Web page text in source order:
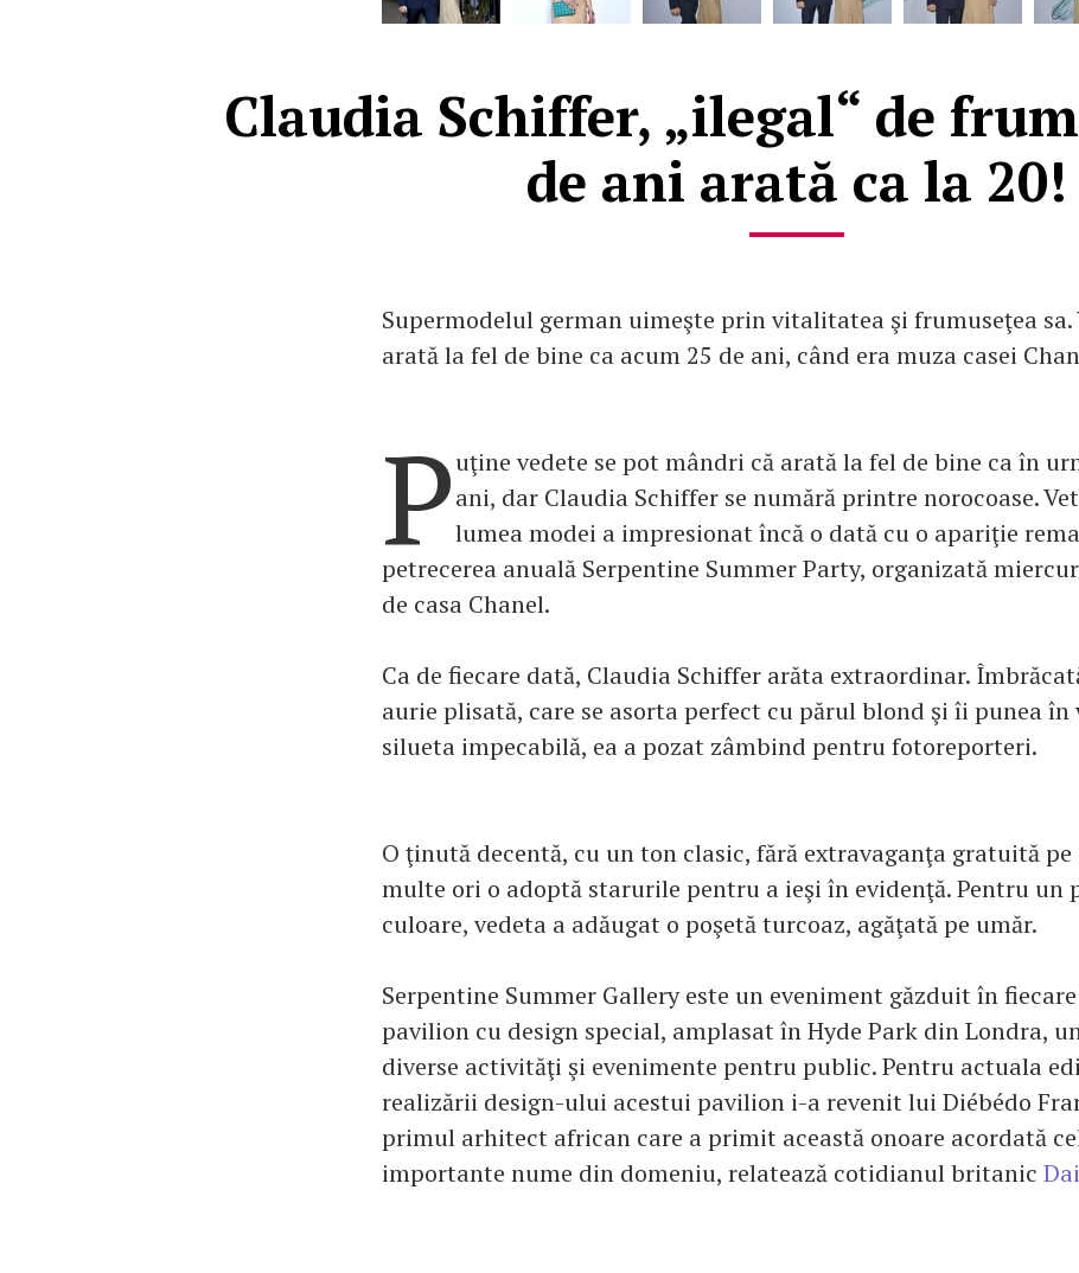
Claudia Schiffer, „ilegal“ de
de ani arată ca la 20!
Supermodelul german uimeşte prin vitalitatea şi frumuseţea sa.
arată la fel de bine ca acum 25 de ani, când era muza casei
Puţine vedete se pot mândri că arată la fel de bine ca în
ani, dar Claudia Schiffer se numără printre norocoase.
lumea modei a impresionat încă o dată cu o apariţie
petrecerea anuală Serpentine Summer Party, organizată
de casa Chanel.
Ca de fiecare dată, Claudia Schiffer arăta extraordinar.
aurie plisată, care se asorta perfect cu părul blond şi îi punea în
silueta impecabilă, ea a pozat zâmbind pentru fotoreporteri.
O ţinută decentă, cu un ton clasic, fără extravaganţa gratuită pe
multe ori o adoptă starurile pentru a ieşi în evidenţă. Pentru un
culoare, vedeta a adăugat o poşetă turcoaz, agăţată pe umăr.
Serpentine Summer Gallery este un eveniment găzduit în
pavilion cu design special, amplasat în Hyde Park din Londra,
diverse activităţi şi evenimente pentru public. Pentru actuala
realizării design-ului acestui pavilion i-a revenit lui Diébédo
primul arhitect african care a primit această onoare acordată
importante nume din domeniu, relatează cotidianul britanic